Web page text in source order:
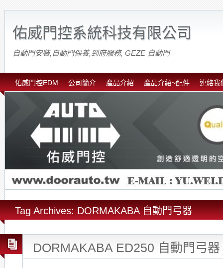
佑威門控系統科技有限公司
自動門安裝,自動門保養,到府服務, GEZE 自動門
佑威門控EDM 公司簡介 產品介紹 產品介紹~配件 連絡我
Tag Archives: DORMAKABA 自動門弓器
DORMAKABA ED250 自動門弓器